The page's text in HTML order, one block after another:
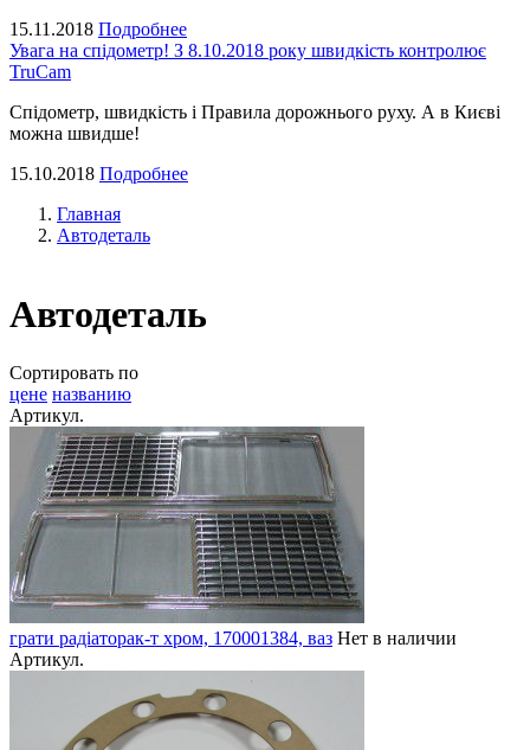
15.11.2018 Подробнее
Увага на спідометр! З 8.10.2018 року швидкість контролює
TruCam
Спідометр, швидкість і Правила дорожнього руху. А в Києві
можна швидше!
15.10.2018 Подробнее
Главная
Автодеталь
Автодеталь
Сортировать по
цене названию
Артикул.
грати радіаторак-т хром, 170001384, ваз Нет в наличии
Артикул.